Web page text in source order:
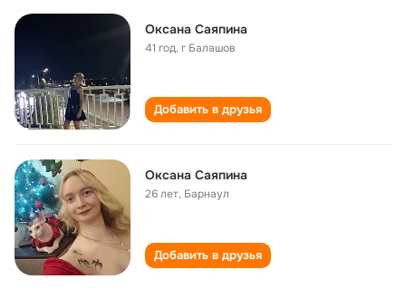
Оксана Саяпина
41 год,г Балашов
Добавить в друзья
Оксана Саяпина
26 лет, Барнаул
Добавить в друзья